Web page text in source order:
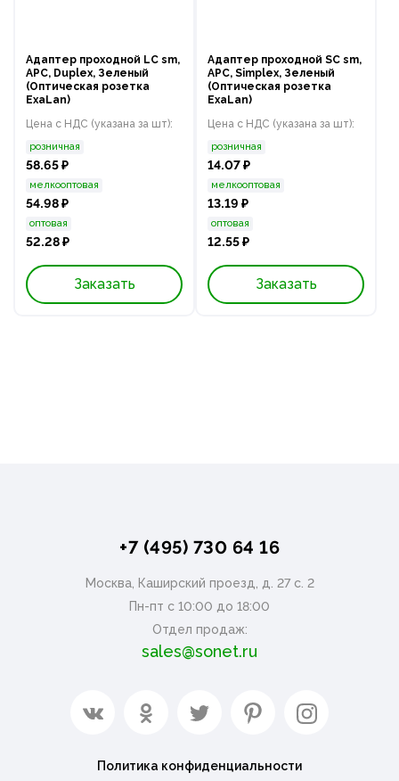
Адаптер проходной LC sm,
APC, Duplex, Зеленый
(Оптическая розетка
ExaLan)
Цена с НДС (указана за шт):
розничная
58.65 ₽
мелкооптовая
54.98 ₽
оптовая
52.28 ₽
Заказать
Адаптер проходной SC sm,
APC, Simplex, Зеленый
(Оптическая розетка
ExaLan)
Цена с НДС (указана за шт):
розничная
14.07 ₽
мелкооптовая
13.19 ₽
оптовая
12.55 ₽
Заказать
+7 (495) 730 64 16
Москва, Каширский проезд, д. 27 с. 2
Пн-пт с 10:00 до 18:00
Отдел продаж:
sales@sonet.ru
Политика конфиденциальности